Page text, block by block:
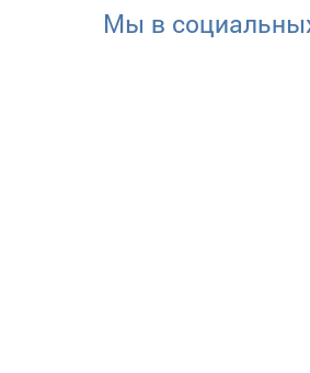
Мы в